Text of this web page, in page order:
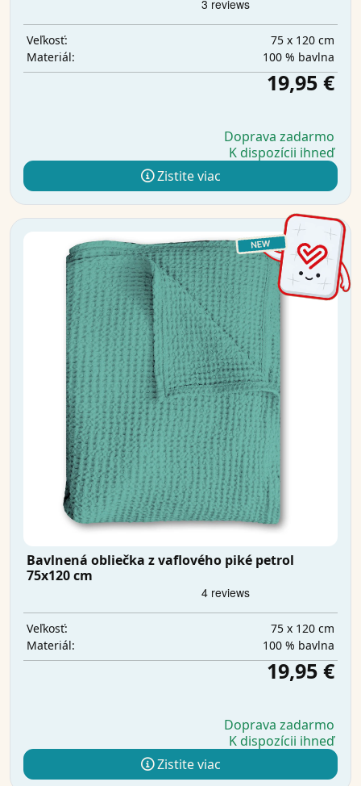
Veľkosť:
75 x 120 cm
Materiál:
100 % bavlna
19,95 €
Doprava zadarmo
K dispozícii ihneď
Zistite viac
Bavlnená obliečka z vaflového piké petrol
75x120 cm
Veľkosť:
75 x 120 cm
Materiál:
100 % bavlna
19,95 €
Doprava zadarmo
K dispozícii ihneď
Zistite viac